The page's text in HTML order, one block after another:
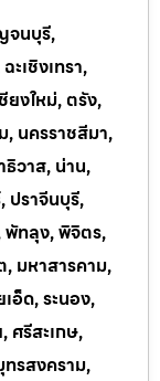
จนบุรี,
เชิงเทรา,
ยงใหม่, ตรัง,
นครราชสีมา,
ธิวาส, น่าน,
ปราจีนบุรี,
พัทลุง, พิจิตร,
มหาสารคาม,
อ็ด, ระนอง,
ศรีสะเกษ,
รสงคราม,